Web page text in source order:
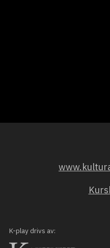
K-play drivs av: